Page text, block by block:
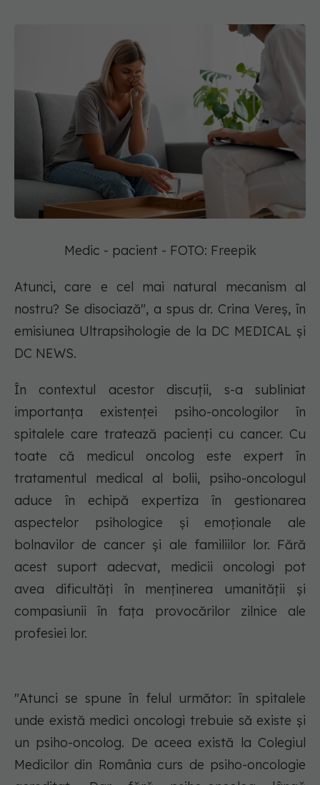
Medic - pacient - FOTO: Freepik
Atunci, care e cel mai natural mecanism al
nostru? Se disociază", a spus dr. Crina Vereș, în
emisiunea Ultrapsihologie de la DC MEDICAL și
DC NEWS.
În contextul acestor discuții, s-a subliniat
importanța existenței psiho-oncologilor în
spitalele care tratează pacienți cu cancer. Cu
toate că medicul oncolog este expert în
tratamentul medical al bolii, psiho-oncologul
aduce în echipă expertiza în gestionarea
aspectelor psihologice și emoționale ale
bolnavilor de cancer și ale familiilor lor. Fără
acest suport adecvat, medicii oncologi pot
avea dificultăți în menținerea umanității și
compasiunii în fața provocărilor zilnice ale
profesiei lor.
"Atunci se spune în felul următor: în spitalele
unde există medici oncologi trebuie să existe și
un psiho-oncolog. De aceea există la Colegiul
Medicilor din România curs de psiho-oncologie